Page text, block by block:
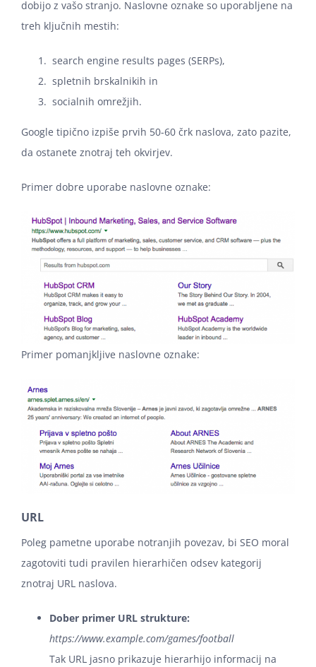
dobijo z vašo stranjo. Naslovne oznake so uporabljene na
treh ključnih mestih:
search engine results pages (SERPs),
spletnih brskalnikih in
socialnih omrežjih.
Google tipično izpiše prvih 50-60 črk naslova, zato pazite,
da ostanete znotraj teh okvirjev.
Primer dobre uporabe naslovne oznake:
Primer pomanjkljive naslovne oznake:
URL
Poleg pametne uporabe notranjih povezav, bi SEO moral
zagotoviti tudi pravilen hierarhičen odsev kategorij
znotraj URL naslova.
Dober primer URL strukture:
https://www.example.com/games/football
Tak URL jasno prikazuje hierarhijo informacij na